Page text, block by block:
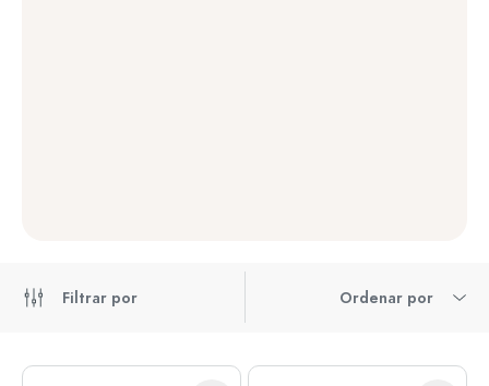
Filtrar por Ordenar por